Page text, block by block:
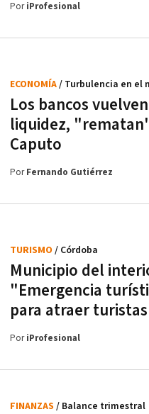
PoriProfesional
Los bancos
liquidez,
Caputo
ECONOMÍA/ Turbulencia en el
PorFernando Gutiérrez
Municipio del
"Emergencia
para atraer turistas
TURISMO / Córdoba
PoriProfesional
FINANZAS / Balance trimestral